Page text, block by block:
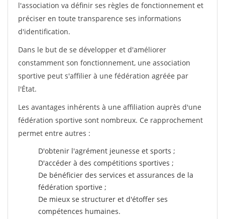
l'association va définir ses règles de fonctionnement et
préciser en toute transparence ses informations
d'identification.
Dans le but de se développer et d'améliorer
constamment son fonctionnement, une association
sportive peut s'affilier à une fédération agréée par
l'État.
Les avantages inhérents à une affiliation auprès d'une
fédération sportive sont nombreux. Ce rapprochement
permet entre autres :
D'obtenir l'agrément jeunesse et sports ;
D'accéder à des compétitions sportives ;
De bénéficier des services et assurances de la
fédération sportive ;
De mieux se structurer et d'étoffer ses
compétences humaines.